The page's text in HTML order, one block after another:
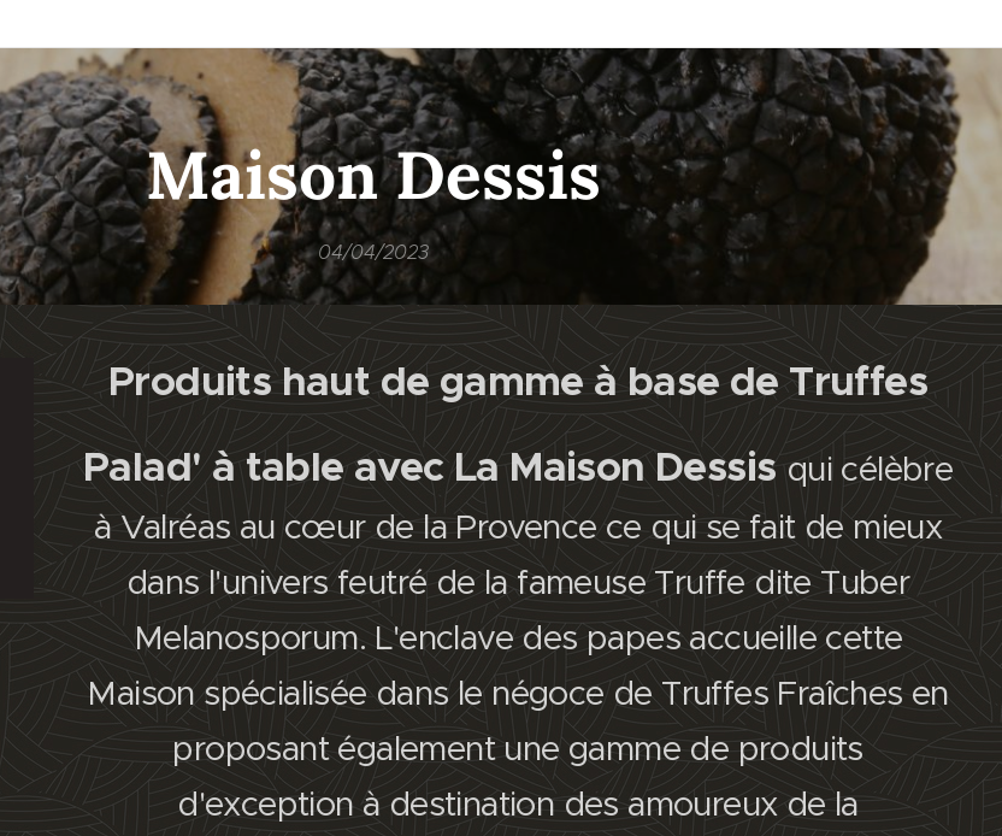
Maison Dessis
04/04/2023
Produits haut de gamme à base de Truffes
Palad' à table avec La Maison Dessis qui célèbre
à Valréas au cœur de la Provence ce qui se fait de mieux
dans l'univers feutré de la fameuse Truffe dite Tuber
Melanosporum. L'enclave des papes accueille cette
Maison spécialisée dans le négoce de Truffes Fraîches en
proposant également une gamme de produits
d'exception à destination des amoureux de la